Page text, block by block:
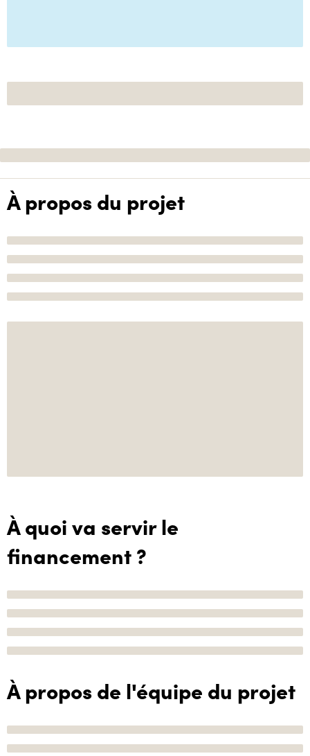
À propos du projet
À quoi va servir le
financement ?
À propos de l'équipe du projet